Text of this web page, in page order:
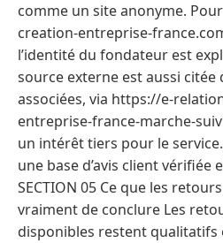
comme un site anonyme.
creation-entreprise-
l’identité du fondateur est
source externe est aussi citée
associées, via https://e-
entreprise-france-marche-
un intérêt tiers pour le
une base d’avis client vérifiée
SECTION 05 Ce que les
vraiment de conclure Les
disponibles restent qualitatifs